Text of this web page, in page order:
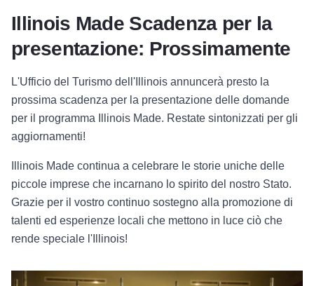
Illinois Made Scadenza per la
presentazione: Prossimamente
L'Ufficio del Turismo dell'Illinois annuncerà presto la
prossima scadenza per la presentazione delle domande
per il programma Illinois Made. Restate sintonizzati per gli
aggiornamenti!
Illinois Made continua a celebrare le storie uniche delle
piccole imprese che incarnano lo spirito del nostro Stato.
Grazie per il vostro continuo sostegno alla promozione di
talenti ed esperienze locali che mettono in luce ciò che
rende speciale l'Illinois!